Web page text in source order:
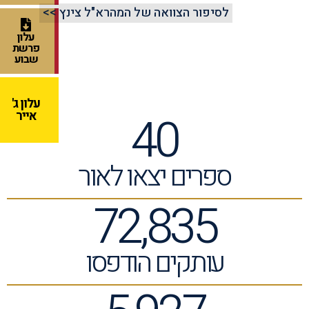
לסיפור הצוואה של המהרא"ל צינץ >>
ספרים יצאו לאור
40
עותקים הודפסו
72,835
עלון
פרשת
שבוע
עלון ג'
אייר